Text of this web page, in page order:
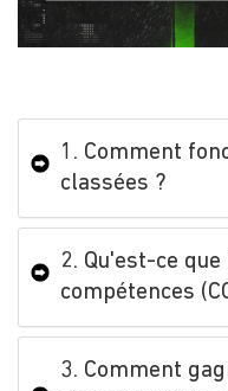
1. Comment
classées ?
2. Qu'est-ce
compétences
3. Comment